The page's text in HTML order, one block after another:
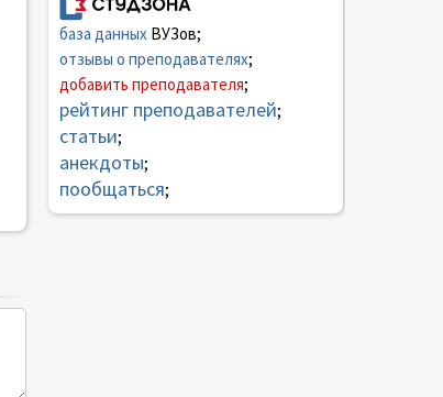
база данныхВУЗов;
отзывы о преподавателях;
добавить преподавателя;
рейтинг преподавателей;
статьи;
анекдоты;
пообщаться;